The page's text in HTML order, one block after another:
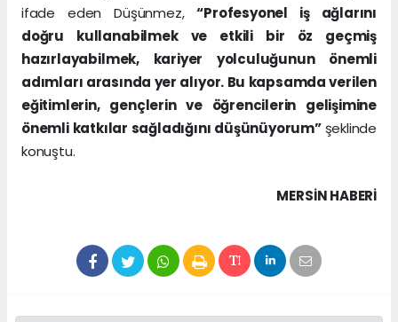
ifade eden Düşünmez,“Profesyonel iş ağlarını
doğru kullanabilmek ve etkili bir öz geçmiş
hazırlayabilmek, kariyer yolculuğunun önemli
adımları arasında yer alıyor. Bu kapsamda verilen
eğitimlerin, gençlerin ve öğrencilerin gelişimine
önemli katkılar sağladığını düşünüyorum” şeklinde
konuştu.
MERSIN HABERİ